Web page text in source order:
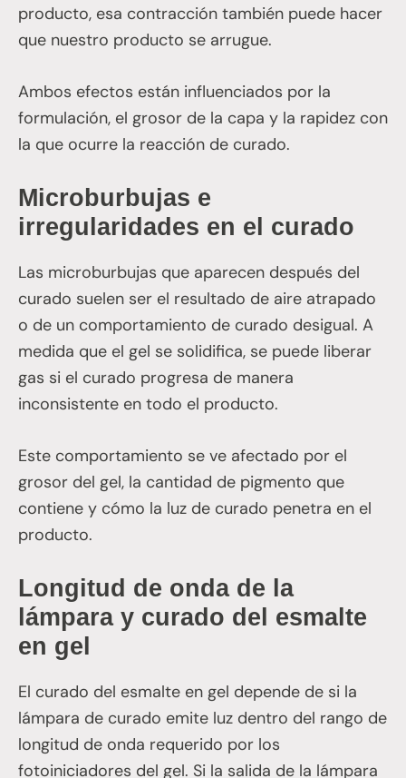
producto, esa contracción también puede hacer
que nuestro producto se arrugue.
Ambos efectos están influenciados por la
formulación, el grosor de la capa y la rapidez con
la que ocurre la reacción de curado.
Microburbujas e
irregularidades en el curado
Las microburbujas que aparecen después del
curado suelen ser el resultado de aire atrapado
o de un comportamiento de curado desigual. A
medida que el gel se solidifica, se puede liberar
gas si el curado progresa de manera
inconsistente en todo el producto.
Este comportamiento se ve afectado por el
grosor del gel, la cantidad de pigmento que
contiene y cómo la luz de curado penetra en el
producto.
Longitud de onda de la
lámpara y curado del esmalte
en gel
El curado del esmalte en gel depende de si la
lámpara de curado emite luz dentro del rango de
longitud de onda requerido por los
fotoiniciadores del gel. Si la salida de la lámpara